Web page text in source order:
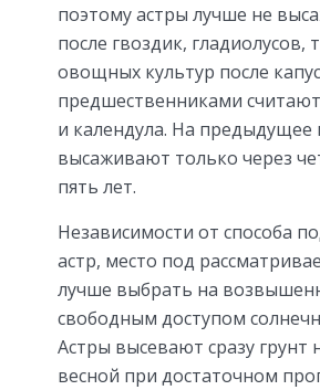
поэтому астры лучше не
после гвоздик, гладиолусов,
овощных культур после
предшественниками
и календула. На предыдущее
высаживают только через
пять лет.
Независимости от способа
астр, место под
лучше выбрать на
свободным доступом
Астры высевают сразу грунт
весной при достаточном